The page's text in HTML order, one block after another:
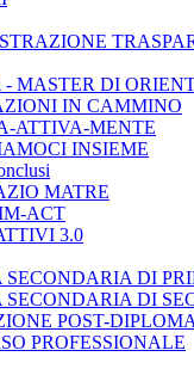
- MASTER DI
IN CAMMINO
ATTIVA-MENTE
INSIEME
MATRE
ACT
3.0
SECONDARIA DI
SECONDARIA DI
POST-DIPLOMA
PROFESSIONALE